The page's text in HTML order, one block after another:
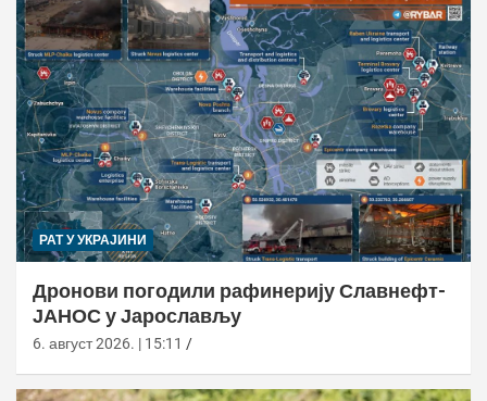
РАТ У УКРАЈИНИ
Дронови погодили рафинерију Славнефт-
ЈАНОС у Јарослављу
6. август 2026. | 15:11